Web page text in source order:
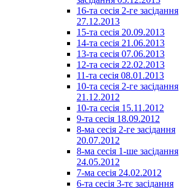
16-та сесія 2-ге засідання
27.12.2013
15-та сесія 20.09.2013
14-та сесія 21.06.2013
13-та сесія 07.06.2013
12-та сесія 22.02.2013
11-та сесія 08.01.2013
10-та сесія 2-ге засідання
21.12.2012
10-та сесія 15.11.2012
9-та сесія 18.09.2012
8-ма сесія 2-ге засідання
20.07.2012
8-ма сесія 1-ше засідання
24.05.2012
7-ма сесія 24.02.2012
6-та сесія 3-тє засідання